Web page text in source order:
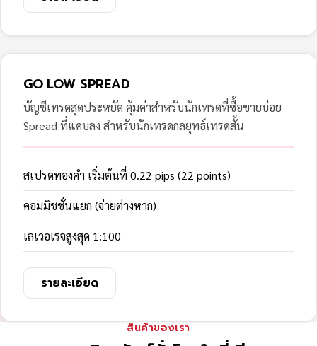
GO LOW SPREAD
บัญชีเทรดสุดประหยัด คุ้มค่าสำหรับนักเทรดที่ซื้อขายบ่อย
Spread ที่แคบลง สำหรับนักเทรดกลยุทธ์เทรดสั้น
สเปรดทองคำ เริ่มต้นที่ 0.22 pips (22 points)
คอมมิชชั่นแยก (จ่ายต่างหาก)
เลเวอเรจสูงสุด 1:100
รายละเอียด
สินค้าของเรา